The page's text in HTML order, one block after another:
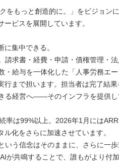
をもっと創造的に。」をビジョン
ビスを展開しています。
集中できる。
求書・経費・申請・債権管理・
給与を一体化した「人事労務エー
まで担います。担当者は完了結果
る経営へ——そのインフラを提供し
率は99%以上。2026年1月には
化をさらに加速させています。
いう信念はそのままに、さらに一
が共鳴することで、誰もがより付